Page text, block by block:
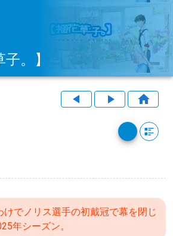
子。】
けでノリス選手の初戴冠で幕を閉じ
年シーズン。